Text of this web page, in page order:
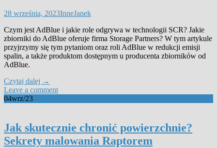
28 września, 2023InneJanek
Czym jest AdBlue i jakie role odgrywa w technologii SCR? Jakie
zbiorniki do AdBlue oferuje firma Storage Partners? W tym artykule
przyjrzymy się tym pytaniom oraz roli AdBlue w redukcji emisji
spalin, a także produktom dostępnym u producenta zbiorników od
AdBlue.
Czytaj dalej →
Leave a comment
04wrz/23
Jak skutecznie chronić powierzchnie?
Sekrety malowania Raptorem